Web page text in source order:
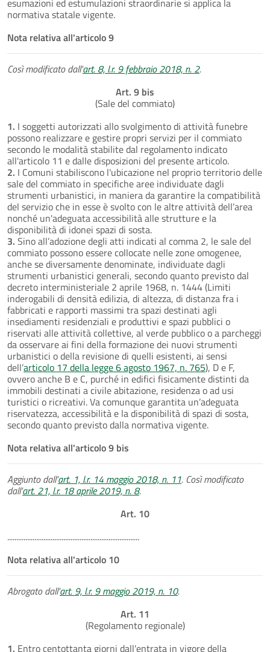
normativa statale vigente.
Nota relativa all'articolo 9
Così modificato dall'art. 8, l.r. 9 febbraio 2018, n. 2.
Art. 9 bis
(Sale del commiato)
1. I soggetti autorizzati allo svolgimento di attività funebre
possono realizzare e gestire propri servizi per il commiato
secondo le modalità stabilite dal regolamento indicato
all'articolo 11 e dalle disposizioni del presente articolo.
2. I Comuni stabiliscono l'ubicazione nel proprio territorio delle
sale del commiato in specifiche aree individuate dagli
strumenti urbanistici, in maniera da garantire la compatibilità
del servizio che in esse è svolto con le altre attività dell’area
nonché un'adeguata accessibilità alle strutture e la
disponibilità di idonei spazi di sosta.
3. Sino all’adozione degli atti indicati al comma 2, le sale del
commiato possono essere collocate nelle zone omogenee,
anche se diversamente denominate, individuate dagli
strumenti urbanistici generali, secondo quanto previsto dal
decreto interministeriale 2 aprile 1968, n. 1444 (Limiti
inderogabili di densità edilizia, di altezza, di distanza fra i
fabbricati e rapporti massimi tra spazi destinati agli
insediamenti residenziali e produttivi e spazi pubblici o
riservati alle attività collettive, al verde pubblico o a parcheggi
da osservare ai fini della formazione dei nuovi strumenti
urbanistici o della revisione di quelli esistenti, ai sensi
dell’articolo 17 della legge 6 agosto 1967, n. 765), D e F,
ovvero anche B e C, purché in edifici fisicamente distinti da
immobili destinati a civile abitazione, residenza o ad usi
turistici o ricreativi. Va comunque garantita un’adeguata
riservatezza, accessibilità e la disponibilità di spazi di sosta,
secondo quanto previsto dalla normativa vigente.
Nota relativa all'articolo 9 bis
Aggiunto dall'art. 1, l.r. 14 maggio 2018, n. 11. Così modificato
dall'art. 21, l.r. 18 aprile 2019, n. 8.
Art. 10
.........................................................................
Nota relativa all'articolo 10
Abrogato dall'art. 9, l.r. 9 maggio 2019, n. 10.
Art. 11
(Regolamento regionale)
1. Entro centottanta giorni dall'entrata in vigore della